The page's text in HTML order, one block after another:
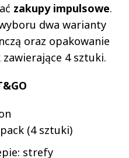
zakupy impulsowe.
dwa warianty
oraz opakowanie
4 sztuki.
(4 sztuki)
strefy